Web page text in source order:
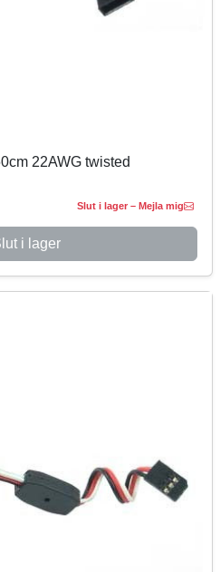
22AWG twisted
Slut i lager – Mejla mig
i lager